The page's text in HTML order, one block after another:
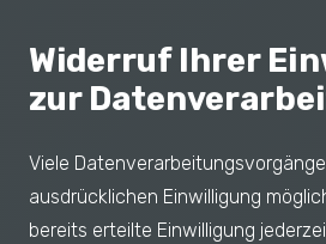
Widerruf Ihrer
zur
Viele
ausdrücklichen Einwilligung
bereits erteilte Einwilligung